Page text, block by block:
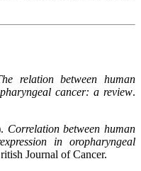
relation between human
cancer: a review.
Correlation between human
in oropharyngeal
Journal of Cancer.